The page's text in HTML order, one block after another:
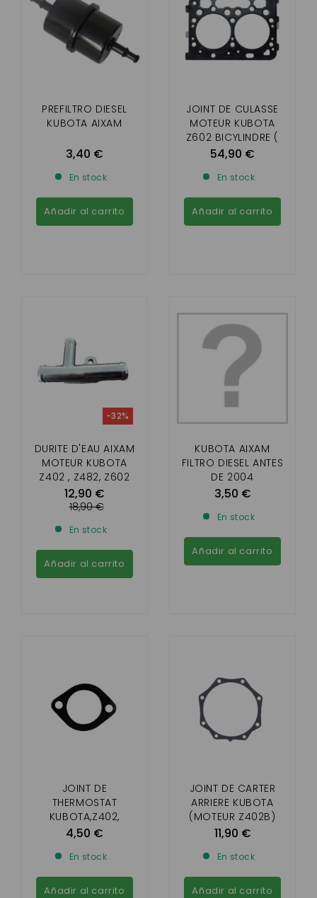
PREFILTRO DIESEL
KUBOTA AIXAM
3,40 €
En stock
Añadir al carrito
JOINT DE CULASSE
MOTEUR KUBOTA
Z602 BICYLINDRE (
VOITURETTE 4 PLACES
54,90 €
En stock
Añadir al carrito
DURITE D'EAU AIXAM
MOTEUR KUBOTA
Z402 , Z482, Z602
12,90 €
-32%
18,90 €
En stock
Añadir al carrito
KUBOTA AIXAM
FILTRO DIESEL ANTES
DE 2004
3,50 €
En stock
Añadir al carrito
JOINT DE
THERMOSTAT
KUBOTA,Z402,
Z482,Z602-AIXAM
4,50 €
En stock
Añadir al carrito
JOINT DE CARTER
ARRIERE KUBOTA
(MOTEUR Z402B)
11,90 €
En stock
Añadir al carrito